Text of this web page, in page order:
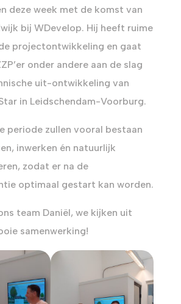
deze week met de komst van
bij WDevelop. Hij heeft ruime
projectontwikkeling en gaat
onder andere aan de slag
uit-ontwikkeling van
in Leidschendam-Voorburg.
periode zullen vooral bestaan
inwerken én natuurlijk
zodat er na de
optimaal gestart kan worden.
team Daniël, we kijken uit
samenwerking!